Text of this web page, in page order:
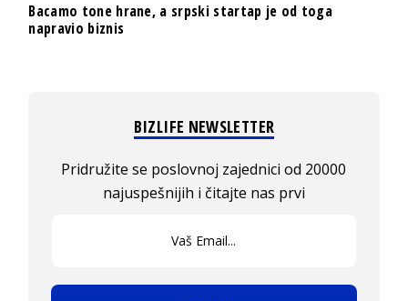
Bacamo tone hrane, a srpski startap je od toga
napravio biznis
BIZLIFE NEWSLETTER
Pridružite se poslovnoj zajednici od 20000
najuspešnijih i čitajte nas prvi